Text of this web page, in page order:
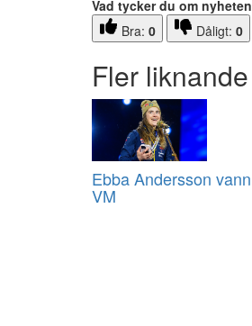
Vad tycker du om
Bra: 0 Dåligt: 0
Fler
Ebba Andersson
VM